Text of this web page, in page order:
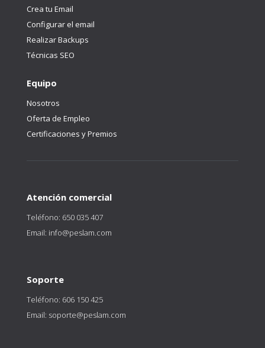
Crea tu Email
Configurar el email
Realizar Backups
Técnicas SEO
Equipo
Nosotros
Oferta de Empleo
Certificaciones y Premios
Atención comercial
Teléfono: 650 035 407
Email: info@peslam.com
Soporte
Teléfono: 606 150 425
Email: soporte@peslam.com